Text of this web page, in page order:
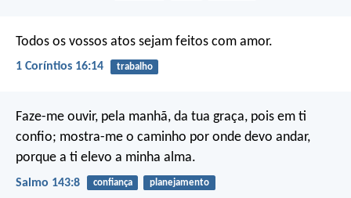
Todos os vossos atos sejam feitos com amor.
1 Coríntios 16:14 trabalho
Faze-me ouvir, pela manhã, da tua graça, pois em ti
confio; mostra-me o caminho por onde devo andar,
porque a ti elevo a minha alma.
Salmo 143:8 confiança planejamento